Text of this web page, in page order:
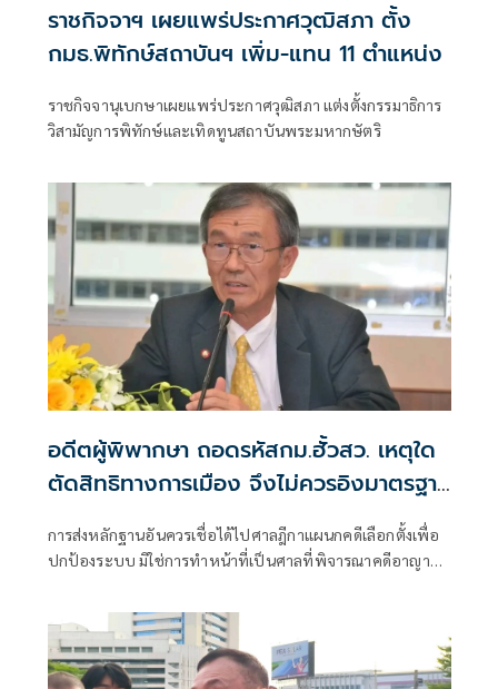
ราชกิจจาฯ เผยแพร่ประกาศวุฒิสภา ตั้ง
กมธ.พิทักษ์สถาบันฯ เพิ่ม-แทน 11 ตำแหน่ง
ราชกิจจานุเบกษาเผยแพร่ประกาศวุฒิสภา แต่งตั้งกรรมาธิการ
วิสามัญการพิทักษ์และเทิดทูนสถาบันพระมหากษัตริ
อดีตผู้พิพากษา ถอดรหัสกม.ฮั้วสว. เหตุใด
ตัดสิทธิทางการเมือง จึงไม่ควรอิงมาตรฐาน
เดียวกับคดีอาญา
การส่งหลักฐานอันควรเชื่อได้ไปศาลฎีกาแผนกคดีเลือกตั้งเพื่อ
ปกป้องระบบ มิใช่การทำหน้าที่เป็นศาลที่พิจารณาคดีอาญา